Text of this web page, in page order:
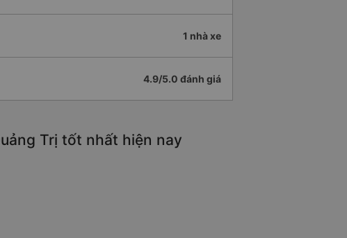
1 nhà xe
4.9/5.0 đánh giá
Trị tốt nhất hiện nay